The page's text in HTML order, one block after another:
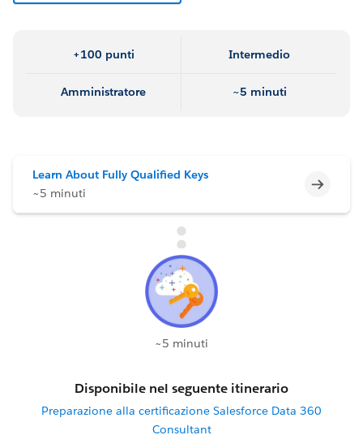
+100 punti Intermedio
Amministratore ~5 minuti
Learn About Fully Qualified Keys
~5 minuti
~5 minuti
Disponibile nel seguente itinerario
Preparazione alla certificazione Salesforce Data 360
Consultant